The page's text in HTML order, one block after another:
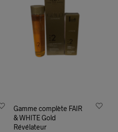
Gamme complète FAIR
& WHITE Gold
Révélateur